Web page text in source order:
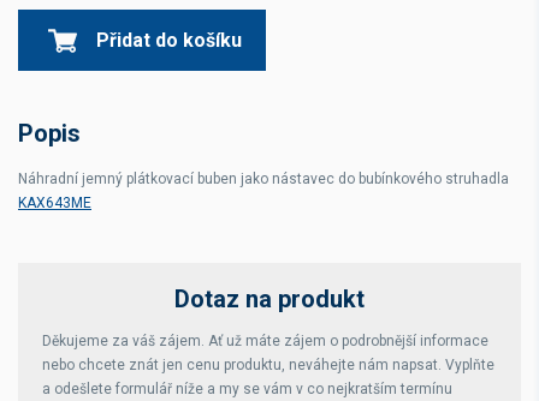
Přidat do košíku
Popis
Náhradní jemný plátkovací buben jako nástavec do bubínkového struhadla
KAX643ME
Dotaz na produkt
Děkujeme za váš zájem. Ať už máte zájem o podrobnější informace
nebo chcete znát jen cenu produktu, neváhejte nám napsat. Vyplňte
a odešlete formulář níže a my se vám v co nejkratším termínu